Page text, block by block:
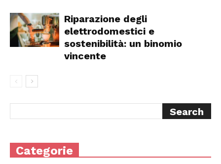
Riparazione degli
elettrodomestici e
sostenibilità: un binomio
vincente
Categorie